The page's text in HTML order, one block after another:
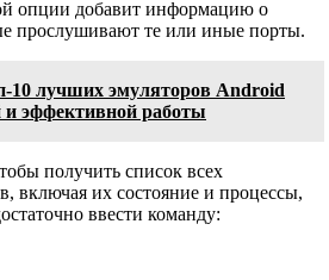
опции добавит информацию о
прослушивают те или иные порты.
10 лучших эмуляторов Android
эффективной работы
получить список всех
включая их состояние и процессы,
ввести команду: